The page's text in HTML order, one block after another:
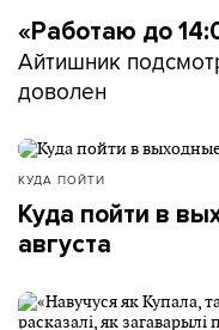
«Работаю до
Айтишник
доволен
КУДА ПОЙТИ
Куда пойти в
августа